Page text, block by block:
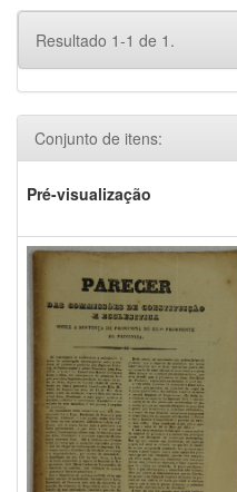
Resultado 1-1 de 1.
Conjunto de itens:
Pré-visualização